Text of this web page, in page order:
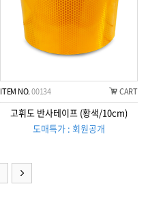
ITEM NO.00134 CART
고휘도 반사테이프 (황색/10cm)
도매특가 : 회원공개